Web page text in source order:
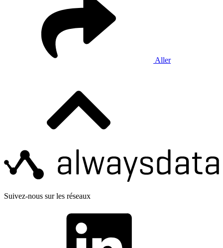
Aller
Suivez-nous sur les réseaux